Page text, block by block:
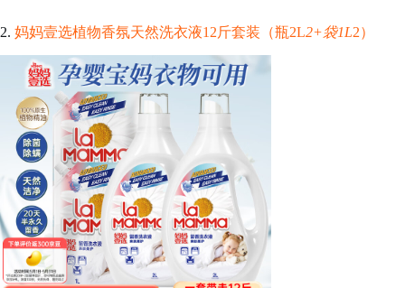
2. 妈妈壹选植物香氛天然洗衣液12斤套装（瓶2L2+袋1L2）